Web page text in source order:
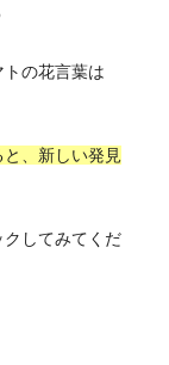
の花言葉は
、新しい発見
してみてくだ